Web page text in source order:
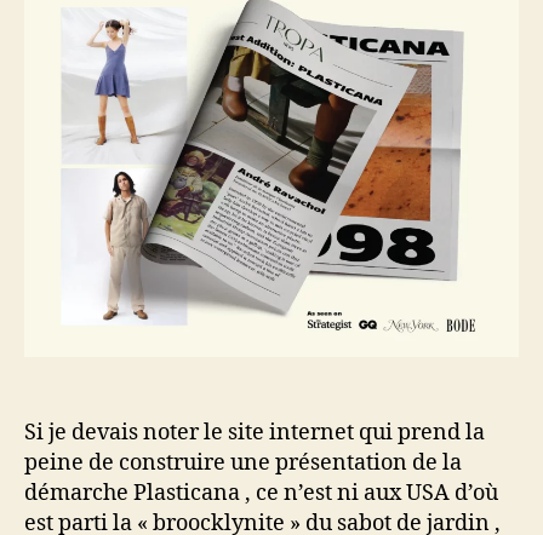
Si je devais noter le site internet qui prend la
peine de construire une présentation de la
démarche Plasticana , ce n’est ni aux USA d’où
est parti la « broocklynite » du sabot de jardin ,